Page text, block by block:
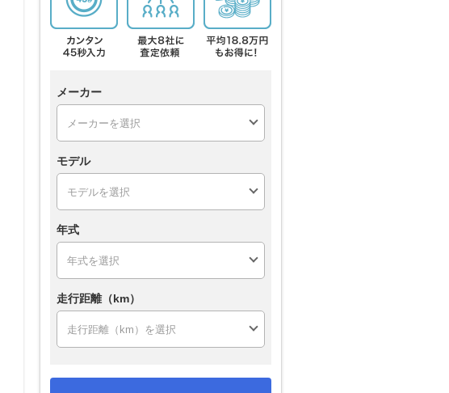
メーカー
モデル
年式
走行距離（km）